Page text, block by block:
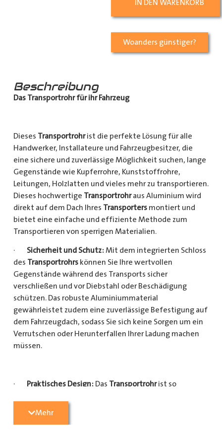
IN DEN WARENKORB
Woanders günstiger?
Beschreibung
Das Transportrohr für ihr Fahrzeug
Dieses Transportrohrist die perfekte Lösung für alle
Handwerker, Installateure und Fahrzeugbesitzer, die
eine sichere und zuverlässige Möglichkeit suchen, lange
Gegenstände wie Kupferrohre, Kunststoffrohre,
Leitungen, Holzlatten und vieles mehr zu transportieren.
Dieses hochwertige Transportrohraus Aluminium wird
direkt auf dem Dach Ihres Transportersmontiert und
bietet eine einfache und effiziente Methode zum
Transportieren von sperrigen Materialien.
· Sicherheit und Schutz: Mit dem integrierten Schloss
des Transportrohrskönnen Sie Ihre wertvollen
Gegenstände während des Transports sicher
verschließen und vor Diebstahl oder Beschädigung
schützen. Das robuste Aluminiummaterial
gewährleistet zudem eine zuverlässige Befestigung auf
dem Fahrzeugdach, sodass Sie sich keine Sorgen um ein
Verrutschen oder Herunterfallen Ihrer Ladung machen
müssen.
· Praktisches Design: Das Transportrohrist so
Gegenständen sicher und einfach transportieren kann
Mehr